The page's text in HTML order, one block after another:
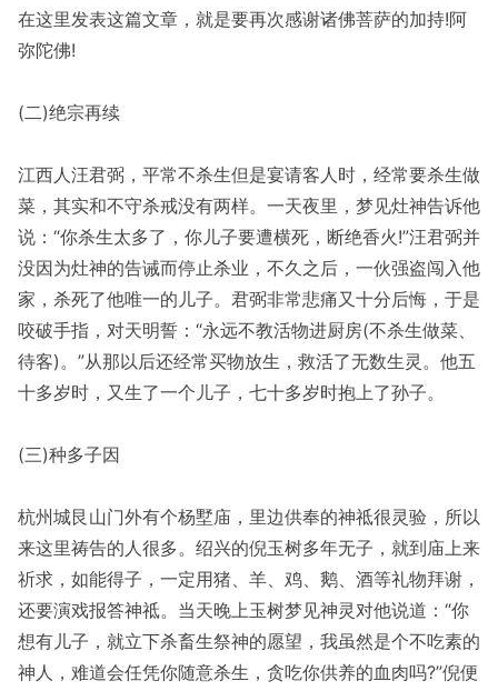
在这里发表这篇文章，就是要再次感谢诸佛菩萨的加持!阿
弥陀佛!
(二)绝宗再续
江西人汪君弼，平常不杀生但是宴请客人时，经常要杀生做
菜，其实和不守杀戒没有两样。一天夜里，梦见灶神告诉他
说：“你杀生太多了，你儿子要遭横死，断绝香火!”汪君弼并
没因为灶神的告诫而停止杀业，不久之后，一伙强盗闯入他
家，杀死了他唯一的儿子。君弼非常悲痛又十分后悔，于是
咬破手指，对天明誓：“永远不教活物进厨房(不杀生做菜、
待客)。”从那以后还经常买物放生，救活了无数生灵。他五
十多岁时，又生了一个儿子，七十多岁时抱上了孙子。
(三)种多子因
杭州城艮山门外有个杨墅庙，里边供奉的神祗很灵验，所以
来这里祷告的人很多。绍兴的倪玉树多年无子，就到庙上来
祈求，如能得子，一定用猪、羊、鸡、鹅、酒等礼物拜谢，
还要演戏报答神祗。当天晚上玉树梦见神灵对他说道：“你
想有儿子，就立下杀畜生祭神的愿望，我虽然是个不吃素的
神人，难道会任凭你随意杀生，贪吃你供养的血肉吗?”倪便